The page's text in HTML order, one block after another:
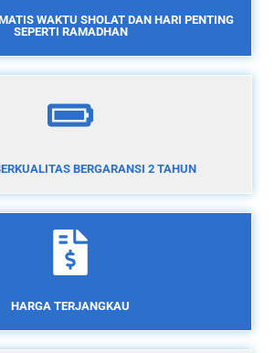
WAKTU SHOLAT DAN HARI PENTING
SEPERTI RAMADHAN
BERGARANSI 2 TAHUN
HARGA TERJANGKAU